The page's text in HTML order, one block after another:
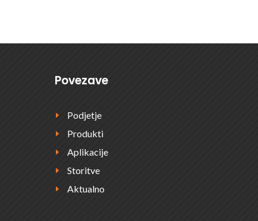
Povezave
E Podjetje
E Produkti
E Aplikacije
E Storitve
E Aktualno